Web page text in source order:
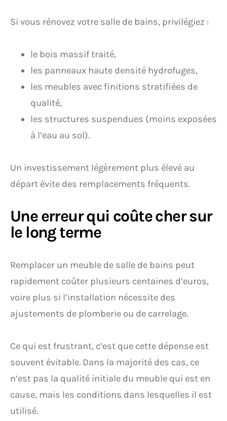
Si vous rénovez votre salle de bains, privilégiez :
le bois massif traité,
les panneaux haute densité hydrofuges,
les meubles avec finitions stratifiées de
qualité,
les structures suspendues (moins exposées
à l’eau au sol).
Un investissement légèrement plus élevé au
départ évite des remplacements fréquents.
Une erreur qui coûte cher sur
le long terme
Remplacer un meuble de salle de bains peut
rapidement coûter plusieurs centaines d’euros,
voire plus si l’installation nécessite des
ajustements de plomberie ou de carrelage.
Ce qui est frustrant, c’est que cette dépense est
souvent évitable. Dans la majorité des cas, ce
n’est pas la qualité initiale du meuble qui est en
cause, mais les conditions dans lesquelles il est
utilisé.